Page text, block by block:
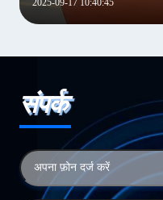
2025-09-17 10:40:45
संपर्क